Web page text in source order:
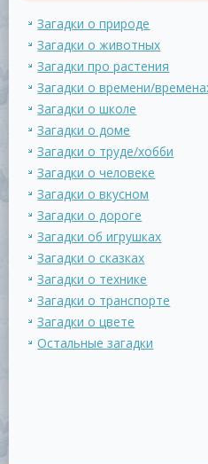
Загадки о природе
Загадки о животных
Загадки про растения
Загадки о времени/
Загадки о школе
Загадки о доме
Загадки о труде/хобби
Загадки о человеке
Загадки о вкусном
Загадки о дороге
Загадки об игрушках
Загадки о сказках
Загадки о технике
Загадки о транспорте
Загадки о цвете
Остальные загадки